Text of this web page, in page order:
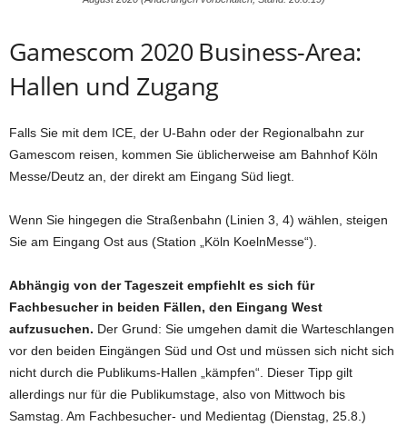
Gamescom 2020 Business-Area:
Hallen und Zugang
Falls Sie mit dem ICE, der U-Bahn oder der Regionalbahn zur
Gamescom reisen, kommen Sie üblicherweise am Bahnhof Köln
Messe/Deutz an, der direkt am Eingang Süd liegt.
Wenn Sie hingegen die Straßenbahn (Linien 3, 4) wählen, steigen
Sie am Eingang Ost aus (Station „Köln KoelnMesse“).
Abhängig von der Tageszeit empfiehlt es sich für
Fachbesucher in beiden Fällen, den Eingang West
aufzusuchen. Der Grund: Sie umgehen damit die Warteschlangen
vor den beiden Eingängen Süd und Ost und müssen sich nicht sich
nicht durch die Publikums-Hallen „kämpfen“. Dieser Tipp gilt
allerdings nur für die Publikumstage, also von Mittwoch bis
Samstag. Am Fachbesucher- und Medientag (Dienstag, 25.8.)